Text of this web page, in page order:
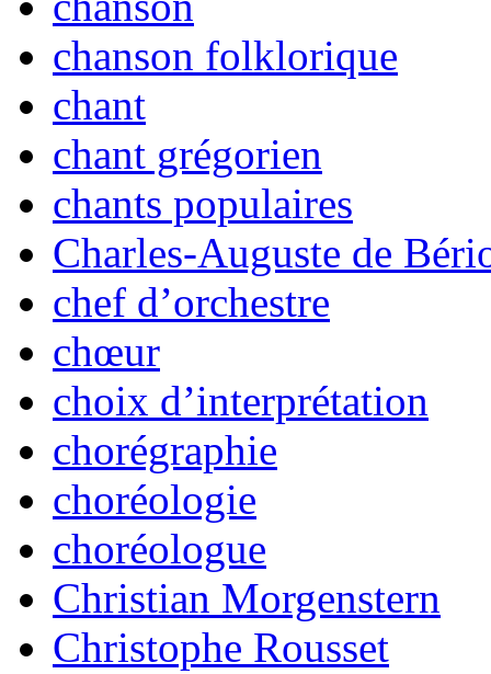
chanson folklorique
chant
chant grégorien
chants populaires
Charles-Auguste de
chef d’orchestre
chœur
choix d’interprétation
chorégraphie
choréologie
choréologue
Christian Morgenstern
Christophe Rousset